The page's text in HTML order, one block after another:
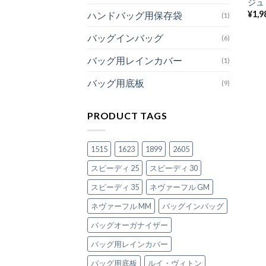
ハンドバッグ用保存袋 (1)
バッグインバッグ (6)
バッグ用レインカバー (1)
バッグ用底板 (9)
PRODUCT TAGS
1515 1623 1899
2605
スピーディ 25
スピーディ 30
スピーディ 35
ネヴァーフル GM
ネヴァーフル MM
バッグインバッグ
バッグオーガナイザー
バッグ用レインカバー
バッグ用底板
ルイ・ヴィトン
ジ
¥